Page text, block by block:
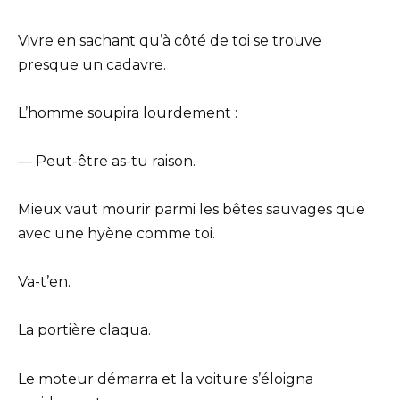
Vivre en sachant qu’à côté de toi se trouve
presque un cadavre.
L’homme soupira lourdement :
— Peut-être as-tu raison.
Mieux vaut mourir parmi les bêtes sauvages que
avec une hyène comme toi.
Va-t’en.
La portière claqua.
Le moteur démarra et la voiture s’éloigna